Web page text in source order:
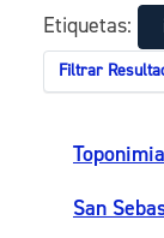
Etiquetas:
Filtrar
San